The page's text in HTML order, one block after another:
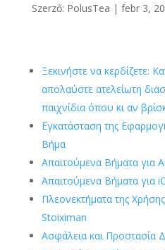
Szerző: PolusTea | febr 3,
Ξεκινήστε να κερδίζετε:
απολαύστε ατελείωτη
παιχνίδια όπου κι αν
Εγκατάσταση της
Βήμα
Απαιτούμενα Βήματα για
Απαιτούμενα Βήματα για
Πλεονεκτήματα της
Stoiximan
Ασφάλεια και Προστασία